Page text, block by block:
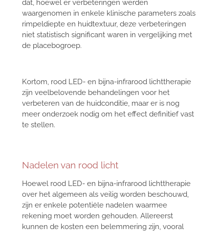
dat, hoewel er verbeteringen werden
waargenomen in enkele klinische parameters zoals
rimpeldiepte en huidtextuur, deze verbeteringen
niet statistisch significant waren in vergelijking met
de placebogroep.
Kortom, rood LED- en bijna-infrarood lichttherapie
zijn veelbelovende behandelingen voor het
verbeteren van de huidconditie, maar er is nog
meer onderzoek nodig om het effect definitief vast
te stellen.
Nadelen van rood licht
Hoewel rood LED- en bijna-infrarood lichttherapie
over het algemeen als veilig worden beschouwd,
zijn er enkele potentiële nadelen waarmee
rekening moet worden gehouden. Allereerst
kunnen de kosten een belemmering zijn, vooral